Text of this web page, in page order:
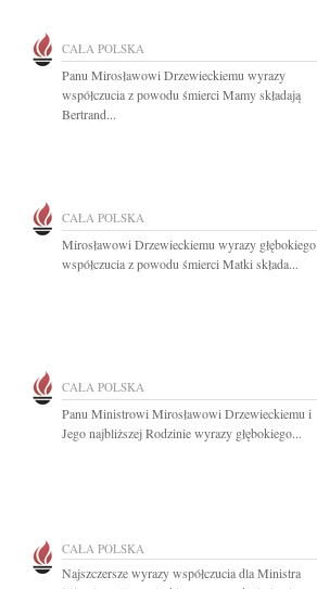
CAŁA POLSKA
Panu Mirosławowi Drzewieckiemu wyrazy
współczucia z powodu śmierci Mamy składają
Bertrand...
CAŁA POLSKA
Mirosławowi Drzewieckiemu wyrazy głębokiego
współczucia z powodu śmierci Matki składa...
CAŁA POLSKA
Panu Ministrowi Mirosławowi Drzewieckiemu i
Jego najbliższej Rodzinie wyrazy głębokiego...
CAŁA POLSKA
Najszczersze wyrazy współczucia dla Ministra